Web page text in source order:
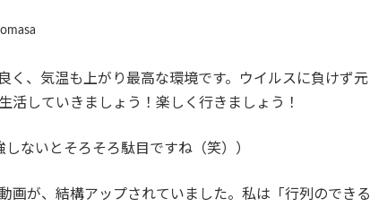
く、気温も上がり最高な環境です。ウイルスに負けず元
活していきましょう！楽しく行きましょう！
ないとそろそろ駄目ですね（笑））
画が、結構アップされていました。私は「行列のできる